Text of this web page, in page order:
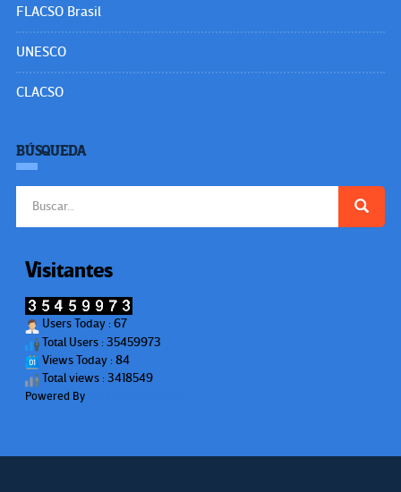
FLACSO Brasil
UNESCO
CLACSO
BÚSQUEDA
Visitantes
Users Today : 67
Total Users : 35459973
Views Today : 84
Total views : 3418549
Powered By